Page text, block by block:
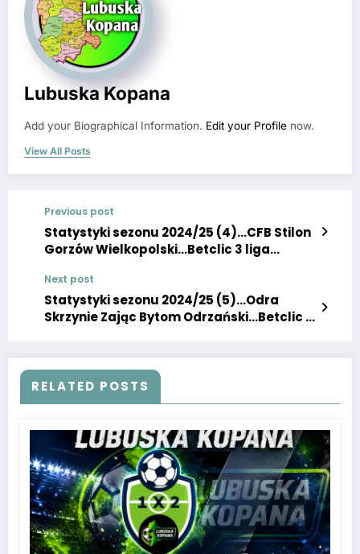
Lubuska Kopana
Add your Biographical Information. Edit your Profile now.
View All Posts
Previous post
Statystyki sezonu 2024/25 (4)…CFB Stilon
Gorzów Wielkopolski…Betclic 3 liga
Next post
Statystyki sezonu 2024/25 (5)…Odra
Skrzynie Zając Bytom Odrzański…Betclic 3
RELATED POSTS